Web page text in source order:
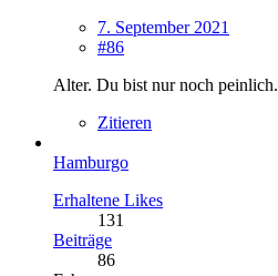
7. September 2021
#86
Alter. Du bist nur noch peinlich.
Zitieren
Hamburgo
Erhaltene Likes
131
Beiträge
86